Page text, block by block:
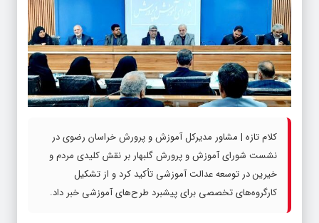
کلام تازه | مشاور مدیرکل آموزش و پرورش خراسان رضوی در
نشست شورای آموزش و پرورش گلبهار بر نقش کلیدی مردم و
خیرین در توسعه عدالت آموزشی تأکید کرد و از تشکیل
کارگروه‌های تخصصی برای پیشبرد طرح‌های آموزشی خبر داد.